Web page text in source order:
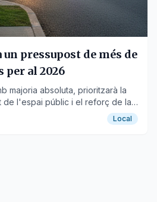
pressupost de més de
per al 2026
majoria absoluta, prioritzarà la
de l'espai públic i el reforç de la
Local